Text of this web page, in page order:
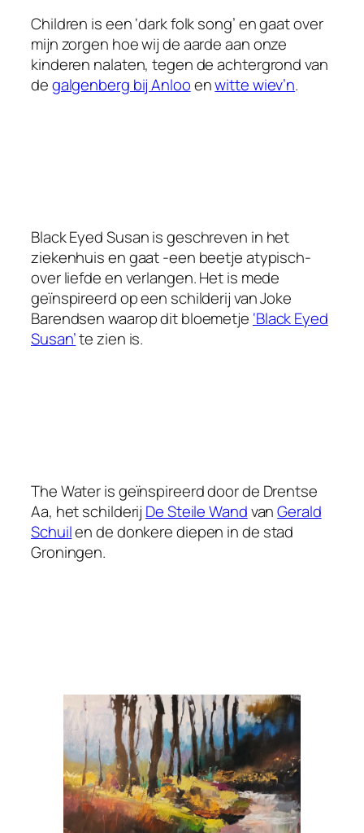
Children is een ‘dark folk song’ en gaat over
mijn zorgen hoe wij de aarde aan onze
kinderen nalaten, tegen de achtergrond van
degalgenberg bij Anlooenwitte wiev’n.
Black Eyed Susan is geschreven in het
ziekenhuis en gaat -een beetje atypisch-
over liefde en verlangen. Het is mede
geïnspireerd op een schilderij van Joke
Barendsen waarop dit bloemetje ‘Black Eyed
Susan’te zien is.
The Water is geïnspireerd door de Drentse
Aa, het schilderij De Steile WandvanGerald
Schuilen de donkere diepen in de stad
Groningen.